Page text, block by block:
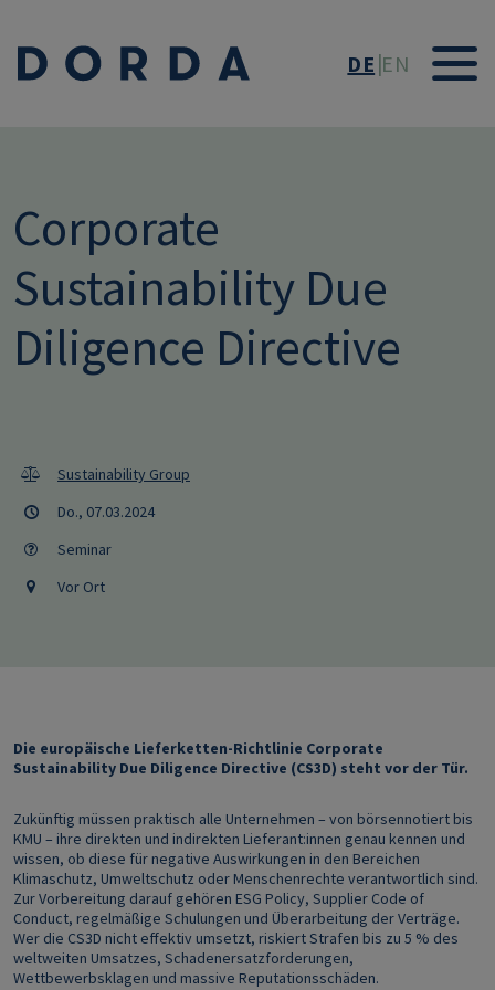
DE EN
Corporate
Sustainability Due
Diligence Directive
Sustainability Group
Do., 07.03.2024
Seminar
Vor Ort
Die europäische Lieferketten-Richtlinie Corporate
Sustainability Due Diligence Directive (CS3D) steht vor der Tür.
Zukünftig müssen praktisch alle Unternehmen – von börsennotiert bis
KMU – ihre direkten und indirekten Lieferant:innen genau kennen und
wissen, ob diese für negative Auswirkungen in den Bereichen
Klimaschutz, Umweltschutz oder Menschenrechte verantwortlich sind.
Zur Vorbereitung darauf gehören ESG Policy, Supplier Code of
Conduct, regelmäßige Schulungen und Überarbeitung der Verträge.
Wer die CS3D nicht effektiv umsetzt, riskiert Strafen bis zu 5 % des
weltweiten Umsatzes, Schadenersatzforderungen,
Wettbewerbsklagen und massive Reputationsschäden.